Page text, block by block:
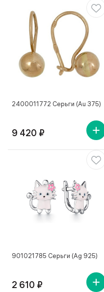
2400011772 Серьги (Au 375)
9 420 ₽
901021785 Серьги (Ag 925)
2 610 ₽